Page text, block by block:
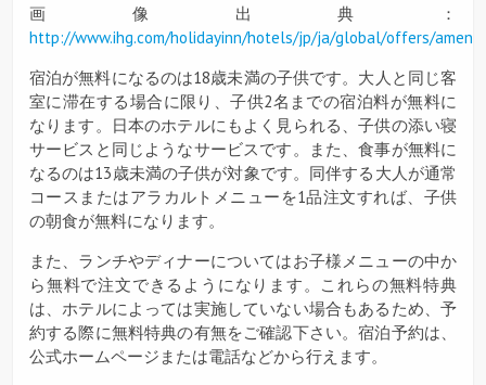
画像出典：
http://www.ihg.com/holidayinn/hotels/jp/ja/global/offers/
宿泊が無料になるのは18歳未満の子供です。大人と同じ客
室に滞在する場合に限り、子供2名までの宿泊料が無料に
なります。日本のホテルにもよく見られる、子供の添い寝
サービスと同じようなサービスです。また、食事が無料に
なるのは13歳未満の子供が対象です。同伴する大人が通常
コースまたはアラカルトメニューを1品注文すれば、子供
の朝食が無料になります。
また、ランチやディナーについてはお子様メニューの中か
ら無料で注文できるようになります。これらの無料特典
は、ホテルによっては実施していない場合もあるため、予
約する際に無料特典の有無をご確認下さい。宿泊予約は、
公式ホームページまたは電話などから行えます。